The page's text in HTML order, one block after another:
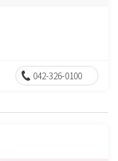
042-326-0100